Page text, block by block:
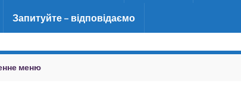
Запитуйте – відповідаємо
меню